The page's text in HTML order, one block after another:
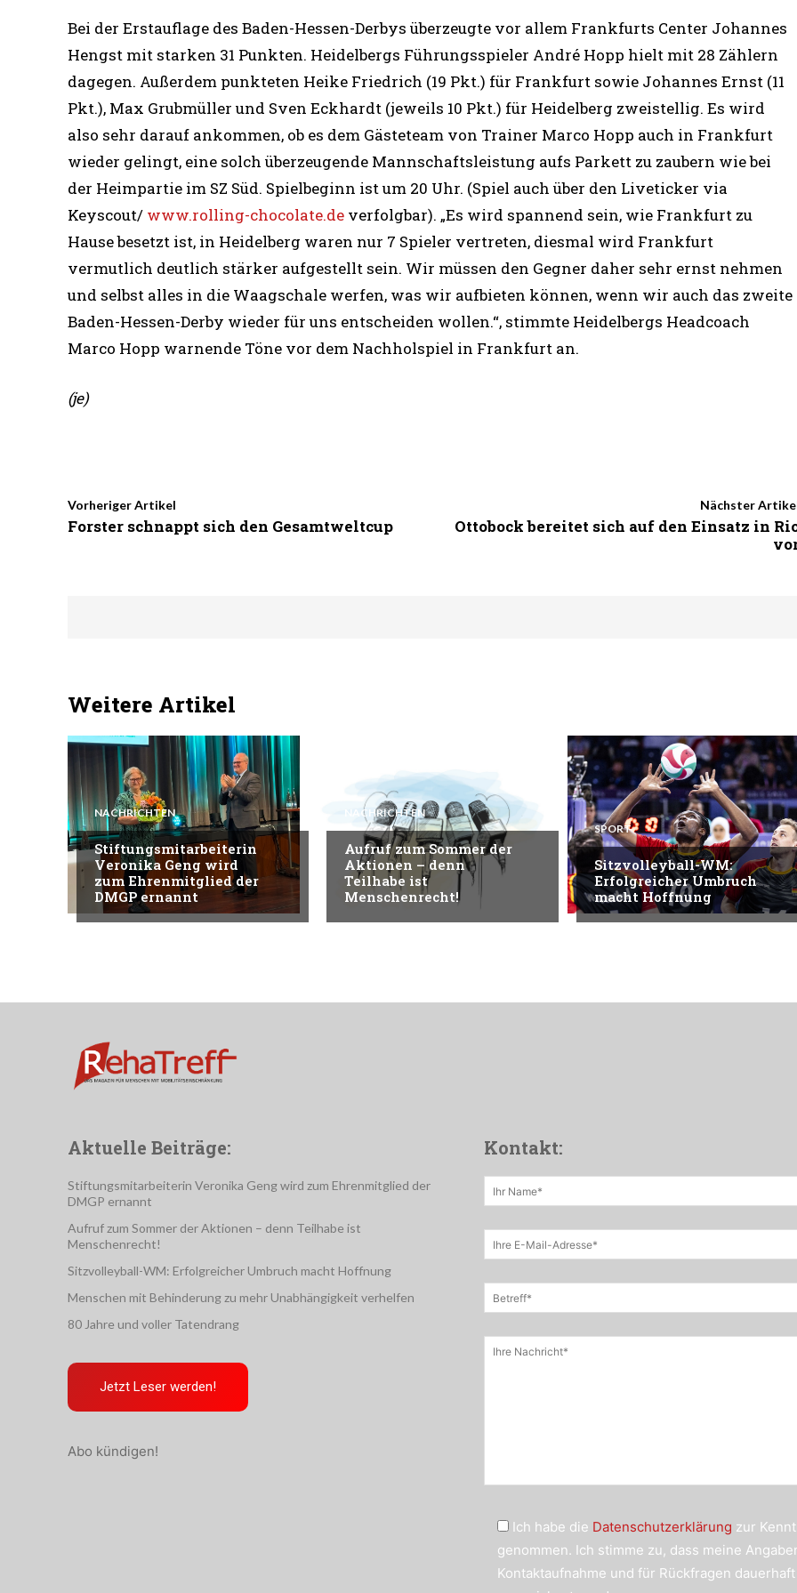
Bei der Erstauflage des Baden-Hessen-Derbys überzeugte vor allem Frankfurts Center Johannes
Hengst mit starken 31 Punkten. Heidelbergs Führungsspieler André Hopp hielt mit 28 Zählern
dagegen. Außerdem punkteten Heike Friedrich (19 Pkt.) für Frankfurt sowie Johannes Ernst (11
Pkt.), Max Grubmüller und Sven Eckhardt (jeweils 10 Pkt.) für Heidelberg zweistellig. Es wird
also sehr darauf ankommen, ob es dem Gästeteam von Trainer Marco Hopp auch in Frankfurt
wieder gelingt, eine solch überzeugende Mannschaftsleistung aufs Parkett zu zaubern wie bei
der Heimpartie im SZ Süd. Spielbeginn ist um 20 Uhr. (Spiel auch über den Liveticker via
Keyscout/ www.rolling-chocolate.de verfolgbar). „Es wird spannend sein, wie Frankfurt zu
Hause besetzt ist, in Heidelberg waren nur 7 Spieler vertreten, diesmal wird Frankfurt
vermutlich deutlich stärker aufgestellt sein. Wir müssen den Gegner daher sehr ernst nehmen
und selbst alles in die Waagschale werfen, was wir aufbieten können, wenn wir auch das zweite
Baden-Hessen-Derby wieder für uns entscheiden wollen.“, stimmte Heidelbergs Headcoach
Marco Hopp warnende Töne vor dem Nachholspiel in Frankfurt an.
(je)
Vorheriger Artikel
Forster schnappt sich den Gesamtweltcup
Nächster
Ottobock bereitet sich auf den Einsatz in
Weitere Artikel
NACHRICHTEN
Stiftungsmitarbeiterin
Veronika Geng wird
zum Ehrenmitglied der
DMGP ernannt
NACHRICHTEN
Aufruf zum Sommer der
Aktionen – denn
Teilhabe ist
Menschenrecht!
SPORT
Sitzvolleyball-WM:
Erfolgreicher Umbruch
macht Hoffnung
Aktuelle Beiträge:
Stiftungsmitarbeiterin Veronika Geng wird zum Ehrenmitglied der
DMGP ernannt
Aufruf zum Sommer der Aktionen – denn Teilhabe ist
Menschenrecht!
Sitzvolleyball-WM: Erfolgreicher Umbruch macht Hoffnung
Menschen mit Behinderung zu mehr Unabhängigkeit verhelfen
80 Jahre und voller Tatendrang
Jetzt Leser werden!
Abo kündigen!
Kontakt:
Ich habe die Datenschutzerklärung zur
genommen. Ich stimme zu, dass meine
Kontaktaufnahme und für Rückfragen dauerhaft